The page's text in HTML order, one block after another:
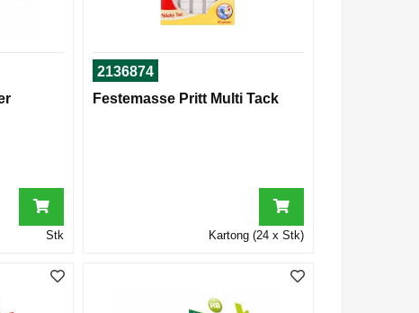
Stk
2136874
Festemasse Pritt Multi Tack
Kartong (24 x Stk)